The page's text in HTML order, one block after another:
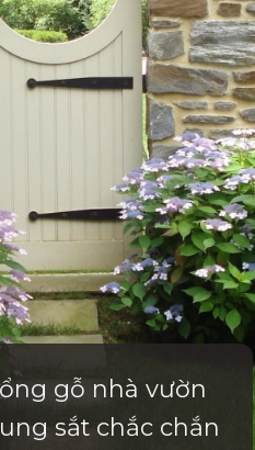
gỗ nhà vườn
sắt chắc chắn